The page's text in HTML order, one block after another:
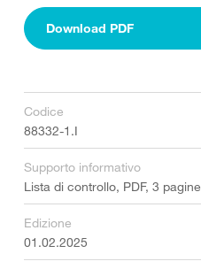
Download PDF
Codice
88332-1.I
Supporto informativo
Lista di controllo, PDF, 3 pagine
Edizione
01.02.2025